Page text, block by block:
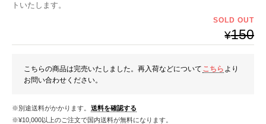
トいたします。
SOLD OUT
¥150
こちらの商品は完売いたしました。再入荷などについて こちら より
お問い合わせください。
※別途送料がかかります。 送料を確認する
※¥10,000以上のご注文で国内送料が無料になります。